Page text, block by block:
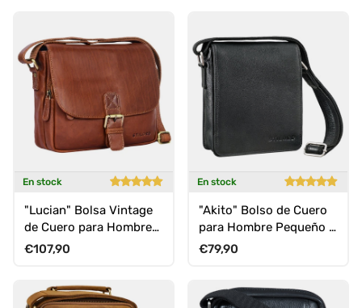
En stock
"Lucian" Bolsa Vintage
de Cuero para Hombre
Mujer Pequeña para
Precio normal
€107,90
En stock
"Akito" Bolso de Cuero
para Hombre Pequeño y
Estiloso
Precio normal
€79,90